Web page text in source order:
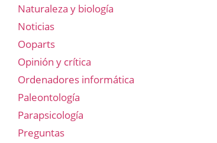
Naturaleza y biología
Noticias
Ooparts
Opinión y crítica
Ordenadores informática
Paleontología
Parapsicología
Preguntas